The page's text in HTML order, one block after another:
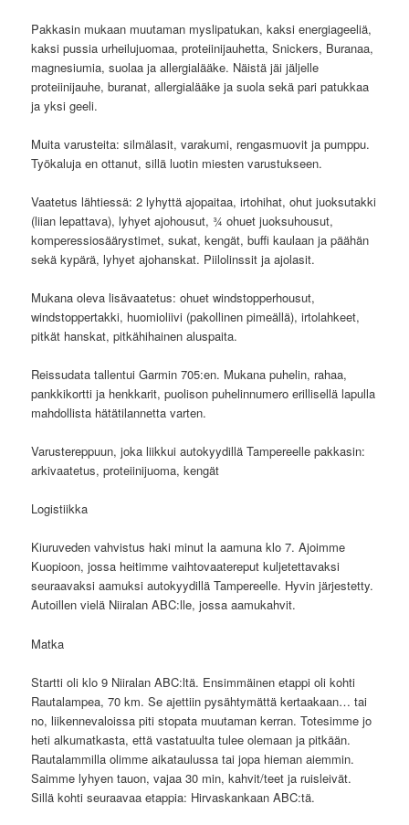
Pakkasin mukaan muutaman myslipatukan, kaksi energiageeliä,
kaksi pussia urheilujuomaa, proteiinijauhetta, Snickers, Buranaa,
magnesiumia, suolaa ja allergialääke. Näistä jäi jäljelle
proteiinijauhe, buranat, allergialääke ja suola sekä pari patukkaa
ja yksi geeli.
Muita varusteita: silmälasit, varakumi, rengasmuovit ja pumppu.
Työkaluja en ottanut, sillä luotin miesten varustukseen.
Vaatetus lähtiessä: 2 lyhyttä ajopaitaa, irtohihat, ohut juoksutakki
(liian lepattava), lyhyet ajohousut, ¾ ohuet juoksuhousut,
komperessiosäärystimet, sukat, kengät, buffi kaulaan ja päähän
sekä kypärä, lyhyet ajohanskat. Piilolinssit ja ajolasit.
Mukana oleva lisävaatetus: ohuet windstopperhousut,
windstoppertakki, huomioliivi (pakollinen pimeällä), irtolahkeet,
pitkät hanskat, pitkähihainen aluspaita.
Reissudata tallentui Garmin 705:en. Mukana puhelin, rahaa,
pankkikortti ja henkkarit, puolison puhelinnumero erillisellä lapulla
mahdollista hätätilannetta varten.
Varustereppuun, joka liikkui autokyydillä Tampereelle pakkasin:
arkivaatetus, proteiinijuoma, kengät
Logistiikka
Kiuruveden vahvistus haki minut la aamuna klo 7. Ajoimme
Kuopioon, jossa heitimme vaihtovaatereput kuljetettavaksi
seuraavaksi aamuksi autokyydillä Tampereelle. Hyvin järjestetty.
Autoillen vielä Niiralan ABC:lle, jossa aamukahvit.
Matka
Startti oli klo 9 Niiralan ABC:ltä. Ensimmäinen etappi oli kohti
Rautalampea, 70 km. Se ajettiin pysähtymättä kertaakaan… tai
no, liikennevaloissa piti stopata muutaman kerran. Totesimme jo
heti alkumatkasta, että vastatuulta tulee olemaan ja pitkään.
Rautalammilla olimme aikataulussa tai jopa hieman aiemmin.
Saimme lyhyen tauon, vajaa 30 min, kahvit/teet ja ruisleivät.
Sillä kohti seuraavaa etappia: Hirvaskankaan ABC:tä.